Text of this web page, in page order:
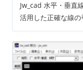
Jw_cad 水平・垂直
活用した正確な線の